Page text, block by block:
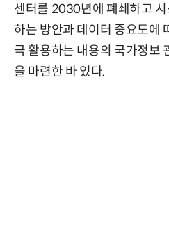
센터를 2030년에 폐쇄하고
하는 방안과 데이터 중요도에
극 활용하는 내용의 국가정보
을 마련한 바 있다.